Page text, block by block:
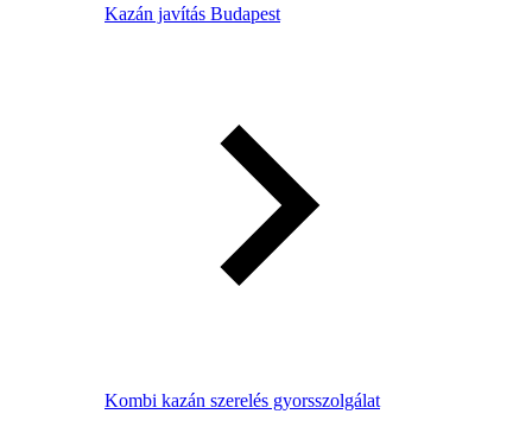
Kazán javítás Budapest
Kombi kazán szerelés gyorsszolgálat